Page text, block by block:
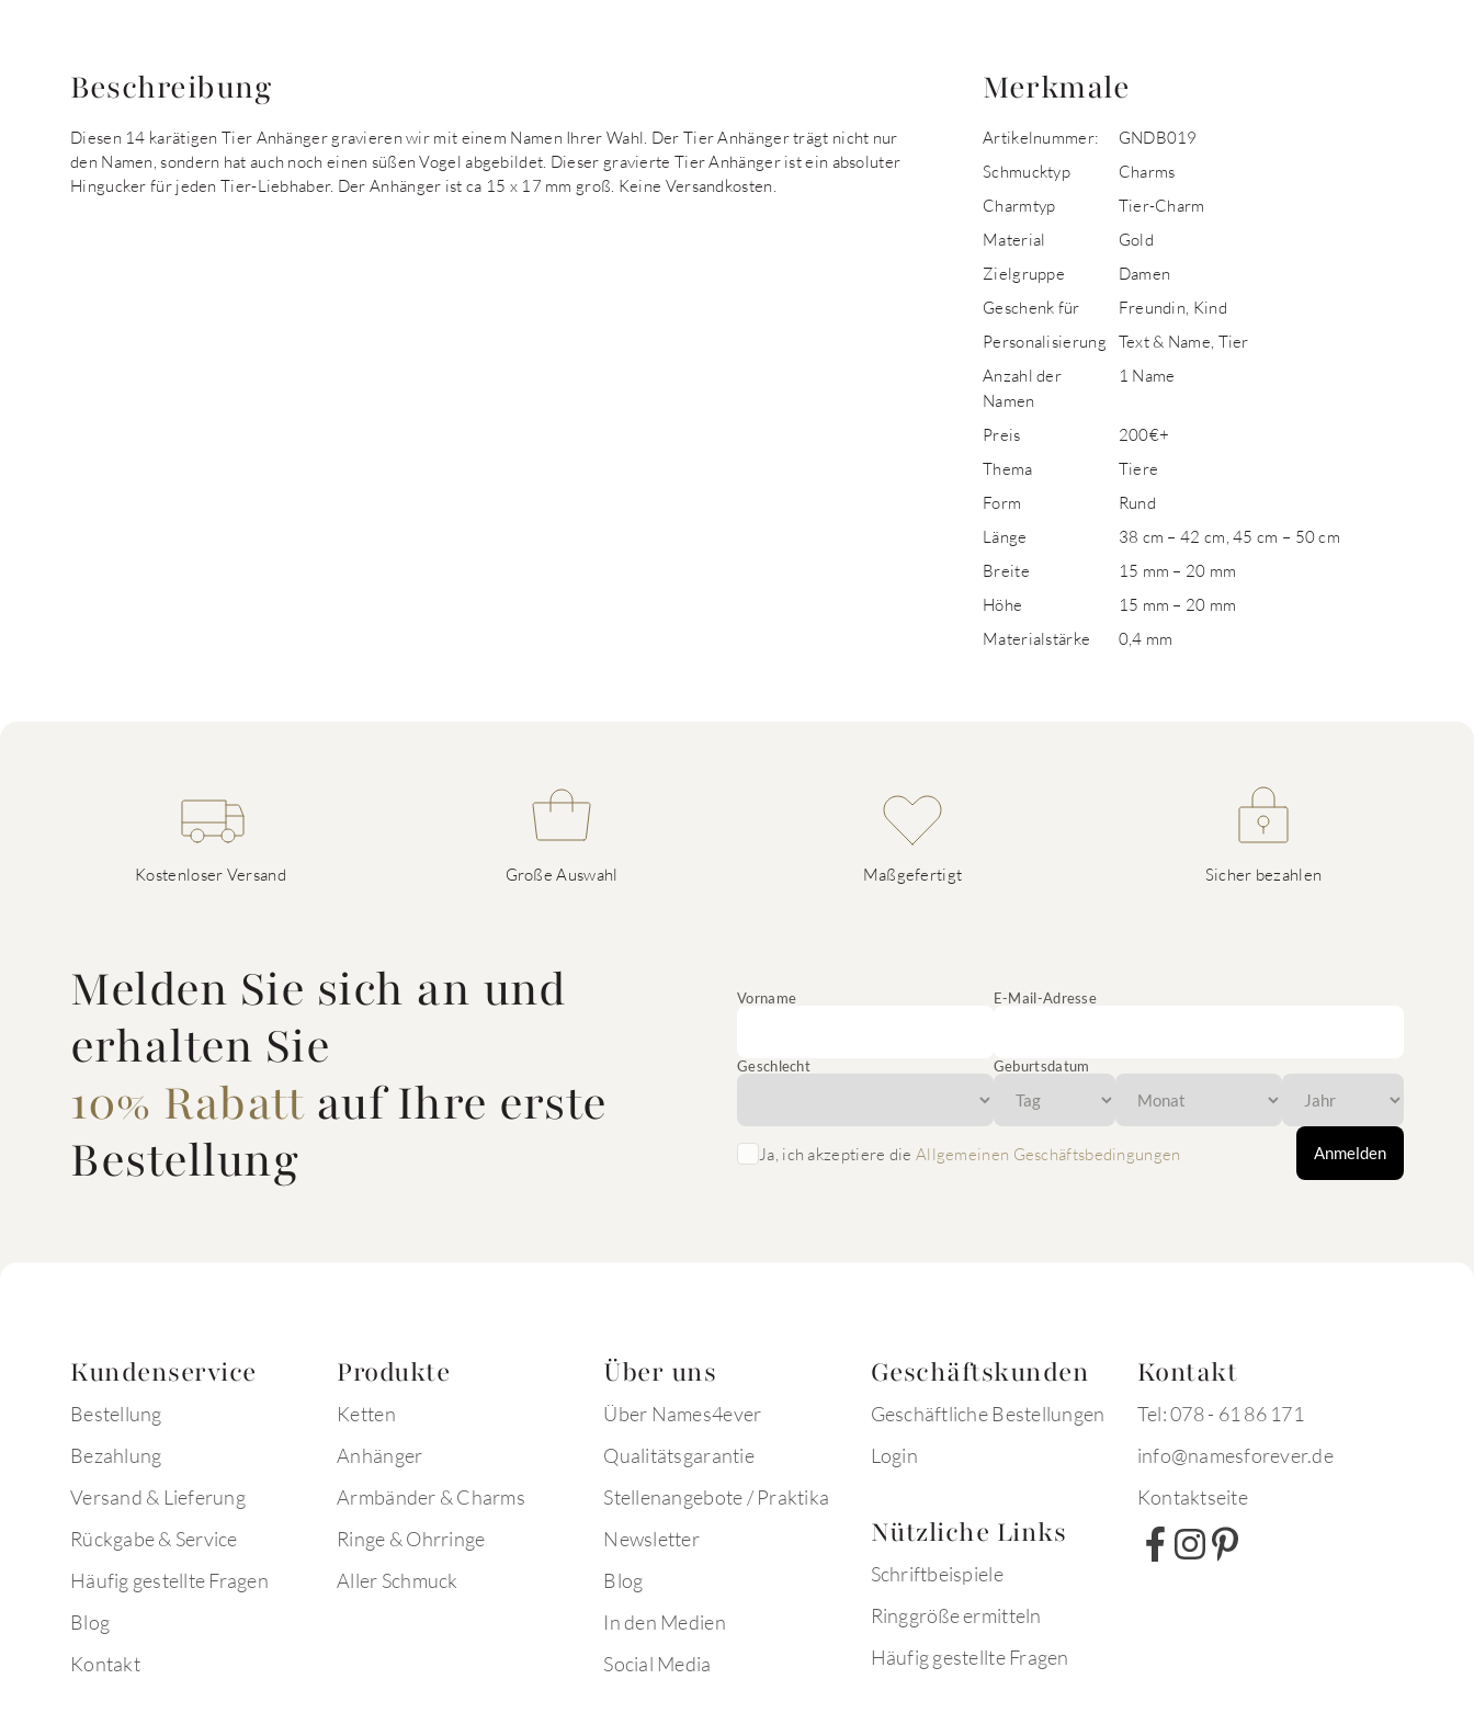
Beschreibung
Diesen 14 karätigen Tier Anhänger gravieren wir mit einem Namen Ihrer Wahl. Der Tier Anhänger trägt nicht nur
den Namen, sondern hat auch noch einen süßen Vogel abgebildet. Dieser gravierte Tier Anhänger ist ein absoluter
Hingucker für jeden Tier-Liebhaber. Der Anhänger ist ca 15 x 17 mm groß. Keine Versandkosten.
Merkmale
Artikelnummer:
GNDB019
Schmucktyp
Charms
Charmtyp
Tier-Charm
Material
Gold
Zielgruppe
Damen
Geschenk für
Freundin, Kind
Personalisierung
Text & Name, Tier
Anzahl der
Namen
1 Name
Preis
200€+
Thema
Tiere
Form
Rund
Länge
38 cm – 42 cm, 45 cm – 50 cm
Breite
15 mm – 20 mm
Höhe
15 mm – 20 mm
Materialstärke
0,4 mm
Kostenloser Versand Große Auswahl Maßgefertigt Sicher bezahlen
Melden Sie sich an und
erhalten Sie
10% Rabattauf Ihre erste
Bestellung
Vorname E-Mail-Adresse
Geschlecht Geburtsdatum
Ja, ich akzeptiere die Allgemeinen Geschäftsbedingungen Anmelden
Kundenservice
Bestellung
Bezahlung
Versand & Lieferung
Rückgabe & Service
Häufig gestellte Fragen
Blog
Kontakt
Produkte
Ketten
Anhänger
Armbänder & Charms
Ringe & Ohrringe
Aller Schmuck
Über uns
Über Names4ever
Qualitätsgarantie
Stellenangebote / Praktika
Newsletter
Blog
In den Medien
Social Media
Geschäftskunden
Geschäftliche Bestellungen
Login
Nützliche Links
Schriftbeispiele
Ringgröße ermitteln
Häufig gestellte Fragen
Kontakt
Tel: 078 - 61 86 171
info@namesforever.de
Kontaktseite